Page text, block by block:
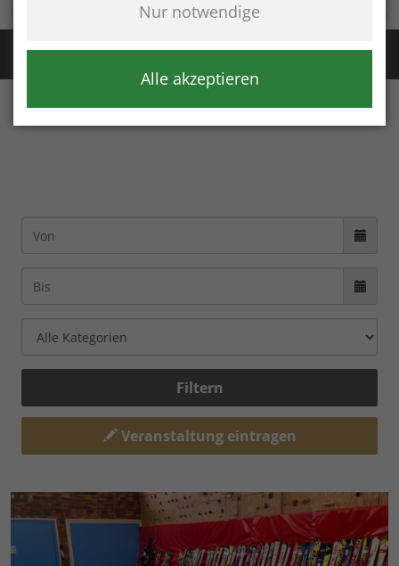
Filtern
Veranstaltung eintragen
Nur notwendige
Alle akzeptieren